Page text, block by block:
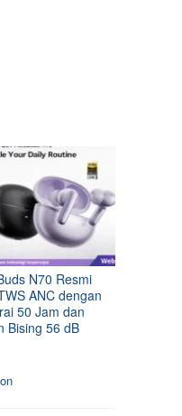
N70 Resmi
ANC dengan
50 Jam dan
Bising 56 dB